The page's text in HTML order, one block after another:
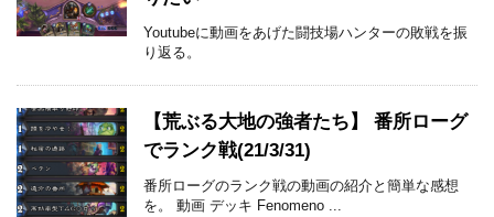
Youtubeに動画をあげた闘技場ハンターの敗戦を振
り返る。
【荒ぶる大地の強者たち】 番所ローグ
でランク戦(21/3/31)
番所ローグのランク戦の動画の紹介と簡単な感想
を。 動画 デッキ Fenomeno ...